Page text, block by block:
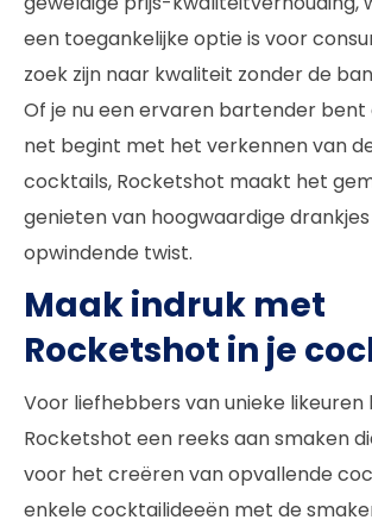
een toegankelijke optie is voor
zoek zijn naar kwaliteit zonder de
Of je nu een ervaren bartender bent
net begint met het verkennen van
cocktails, Rocketshot maakt het
genieten van hoogwaardige
opwindende twist.
Maak indruk met
Rocketshot in je
Voor liefhebbers van unieke likeuren
Rocketshot een reeks aan smaken
voor het creëren van opvallende
enkele cocktailideeën met de